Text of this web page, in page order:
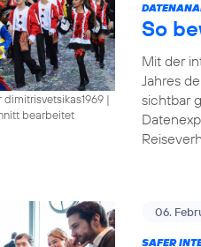
|
bearbeitet
So
Mit der
Jahres
sichtbar
06.
SAFER